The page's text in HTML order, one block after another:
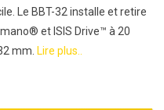
Le BBT-32 installe et retire
et ISIS Drive™ à 20
mm. Lire plus..